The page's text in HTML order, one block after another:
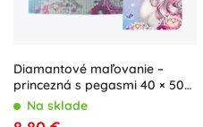
Diamantové maľovanie –
princezná s pegasmi 40 × 50
cmNa sklade